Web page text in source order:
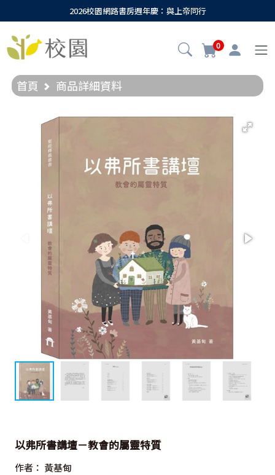
2026校園網路書房週年慶：與上帝同行
0
首頁 商品詳細資料
以弗所書講壇－教會的屬靈特質
作者： 黃基甸